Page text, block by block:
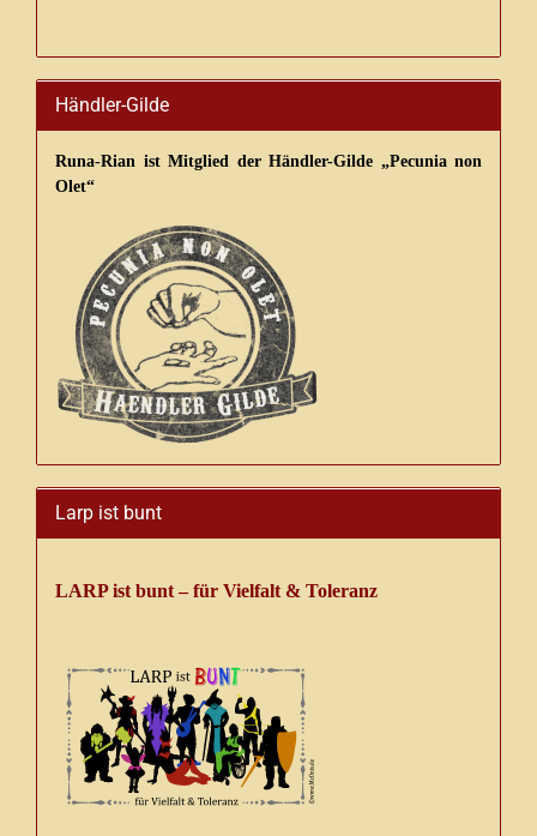
Händler-Gilde
Runa-Rian ist Mitglied der Händler-Gilde „Pecunia non
Olet“
Larp ist bunt
LARP ist bunt – für Vielfalt & Toleranz